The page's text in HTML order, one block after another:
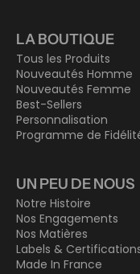
LA BOUTIQUE
Tous les Produits
Nouveautés Homme
Nouveautés Femme
Best-Sellers
Personnalisation
Programme de
UN PEU DE NOUS
Notre Histoire
Nos Engagements
Nos Matières
Labels &
Made In France